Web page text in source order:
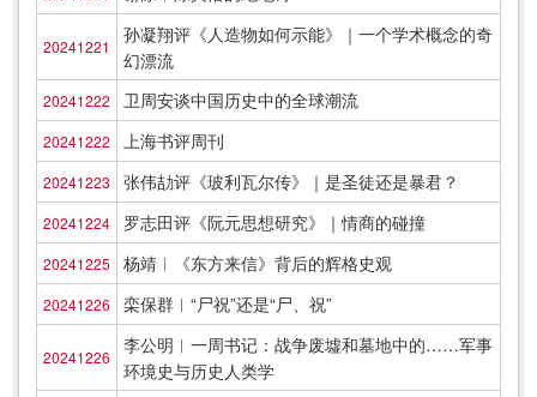
20241221
孙凝翔评《人造物如何示能》｜一个学术概念的奇
幻漂流
20241222 卫周安谈中国历史中的全球潮流
20241222 上海书评周刊
20241223 张伟劼评《玻利瓦尔传》｜是圣徒还是暴君？
20241224 罗志田评《阮元思想研究》｜情商的碰撞
20241225 杨靖︱《东方来信》背后的辉格史观
20241226 栾保群︱“尸祝”还是“尸、祝”
20241226
李公明︱一周书记：战争废墟和墓地中的……军事
环境史与历史人类学